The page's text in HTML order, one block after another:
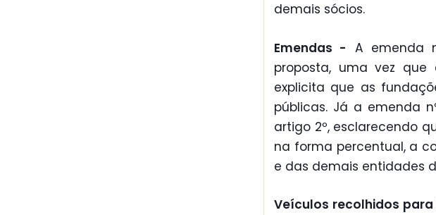
demais sócios.
Emendas - A emenda
proposta, uma vez
explicita que as
públicas. Já a emenda
artigo 2º, esclarecendo
na forma percentual, a
e das demais entidades
Veículos recolhidos